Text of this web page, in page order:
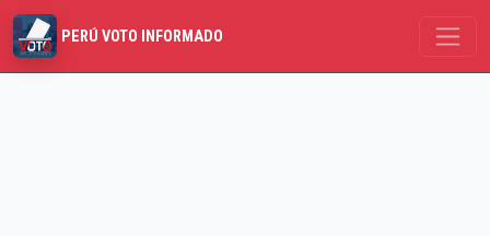
PERÚ VOTO INFORMADO